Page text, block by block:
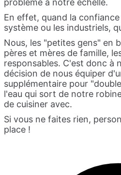
problème à notre échelle.
En effet, quand la
système ou les industriels,
Nous, les "petites gens" en
pères et mères de famille,
responsables. C'est donc à
décision de nous équiper
supplémentaire pour
l'eau qui sort de notre
de cuisiner avec.
Si vous ne faites rien,
place !